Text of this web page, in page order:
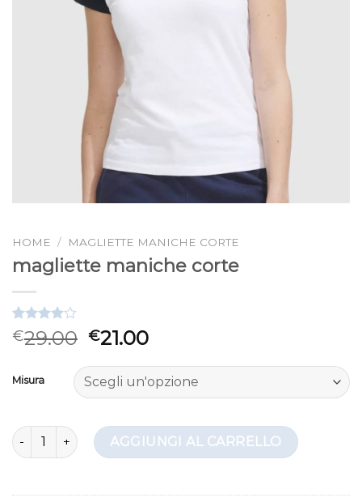
HOME / MAGLIETTE MANICHE CORTE
magliette maniche corte
Valutato
4.00su
3
recensioni
€29.00 €21.00
Misura
magliette maniche corte quantità
AGGIUNGI AL CARRELLO